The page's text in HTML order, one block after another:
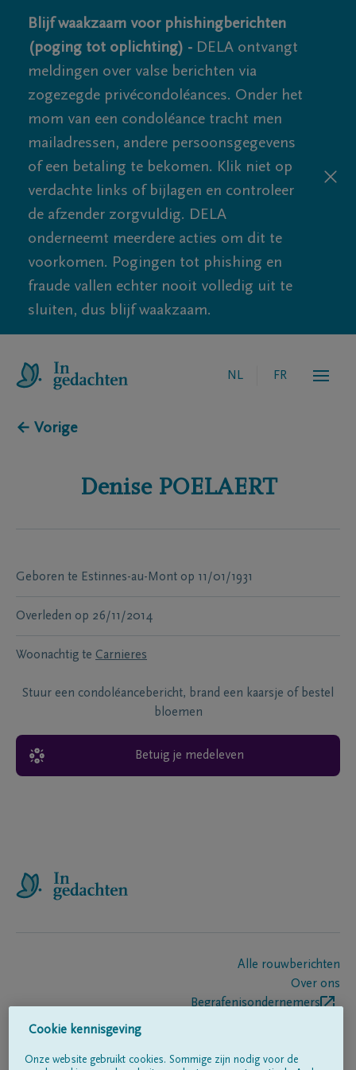
Blijf waakzaam voor phishingberichten
(poging tot oplichting) - DELA ontvangt
meldingen over valse berichten via
zogezegde privécondoléances. Onder het
mom van een condoléance tracht men
mailadressen, andere persoonsgegevens
of een betaling te bekomen. Klik niet op
verdachte links of bijlagen en controleer
de afzender zorgvuldig. DELA
onderneemt meerdere acties om dit te
voorkomen. Pogingen tot phishing en
fraude vallen echter nooit volledig uit te
sluiten, dus blijf waakzaam.
NL FR
← Vorige
Denise POELAERT
Geboren te Estinnes-au-Mont op 11/01/1931
Overleden op 26/11/2014
Woonachtig te Carnieres
Stuur een condoléancebericht, brand een kaarsje of bestel
bloemen
Betuig je medeleven
Alle rouwberichten
Over ons
Begrafenisondernemers
Cookie kennisgeving
Onze website gebruikt cookies. Sommige zijn nodig voor de